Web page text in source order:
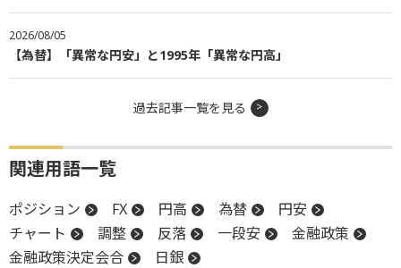
2026/08/05
【為替】「異常な円安」と1995年「異常な円高」
過去記事一覧を見る
関連用語一覧
ポジション FX 円高 為替
円安
チャート
調整 反落 一段安
金融政策
金融政策決定会合
日銀